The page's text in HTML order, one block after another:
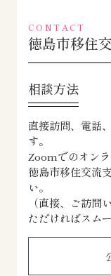
CONTACT
徳島市移住
相談方法
直接訪問、電話
す。
Zoomでのオンラ
徳島市移住交流
い。
（直接、ご訪問
ただければスム